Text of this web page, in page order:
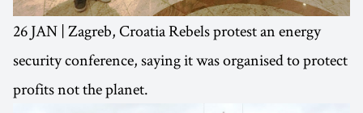
26 JAN | Zagreb, Croatia Rebels protest an energy
security conference, saying it was organised to protect
profits not the planet.